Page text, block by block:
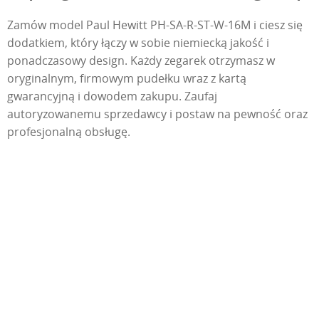
Zamów model Paul Hewitt PH-SA-R-ST-W-16M i ciesz się
dodatkiem, który łączy w sobie niemiecką jakość i
ponadczasowy design. Każdy zegarek otrzymasz w
oryginalnym, firmowym pudełku wraz z kartą
gwarancyjną i dowodem zakupu. Zaufaj
autoryzowanemu sprzedawcy i postaw na pewność oraz
profesjonalną obsługę.